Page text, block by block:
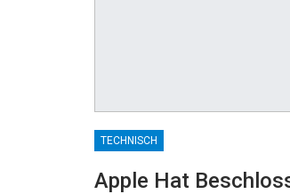
TECHNISCH
Apple Hat